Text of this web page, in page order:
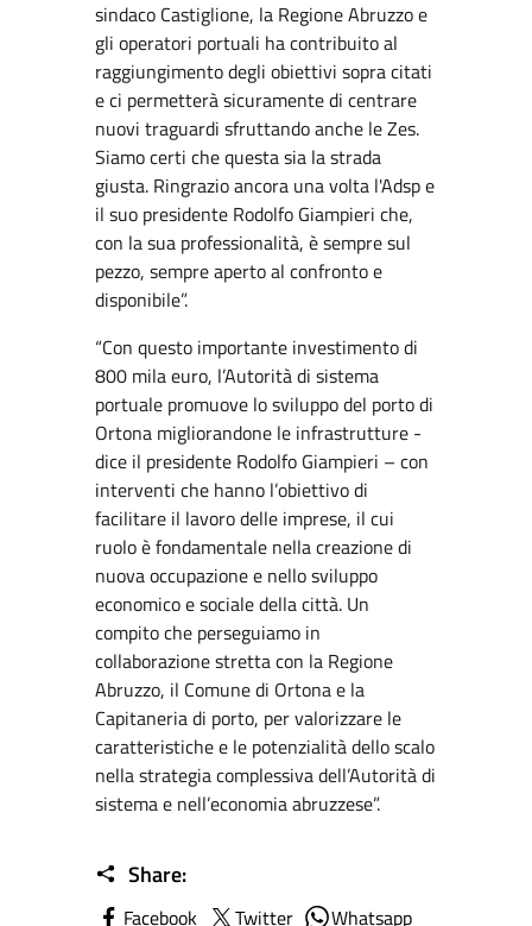
sindaco Castiglione, la Regione Abruzzo e
gli operatori portuali ha contribuito al
raggiungimento degli obiettivi sopra citati
e ci permetterà sicuramente di centrare
nuovi traguardi sfruttando anche le Zes.
Siamo certi che questa sia la strada
giusta. Ringrazio ancora una volta l'Adsp e
il suo presidente Rodolfo Giampieri che,
con la sua professionalità, è sempre sul
pezzo, sempre aperto al confronto e
disponibile”.
“Con questo importante investimento di
800 mila euro, l’Autorità di sistema
portuale promuove lo sviluppo del porto di
Ortona migliorandone le infrastrutture -
dice il presidente Rodolfo Giampieri – con
interventi che hanno l’obiettivo di
facilitare il lavoro delle imprese, il cui
ruolo è fondamentale nella creazione di
nuova occupazione e nello sviluppo
economico e sociale della città. Un
compito che perseguiamo in
collaborazione stretta con la Regione
Abruzzo, il Comune di Ortona e la
Capitaneria di porto, per valorizzare le
caratteristiche e le potenzialità dello scalo
nella strategia complessiva dell’Autorità di
sistema e nell’economia abruzzese”.
Share:
Facebook Twitter Whatsapp